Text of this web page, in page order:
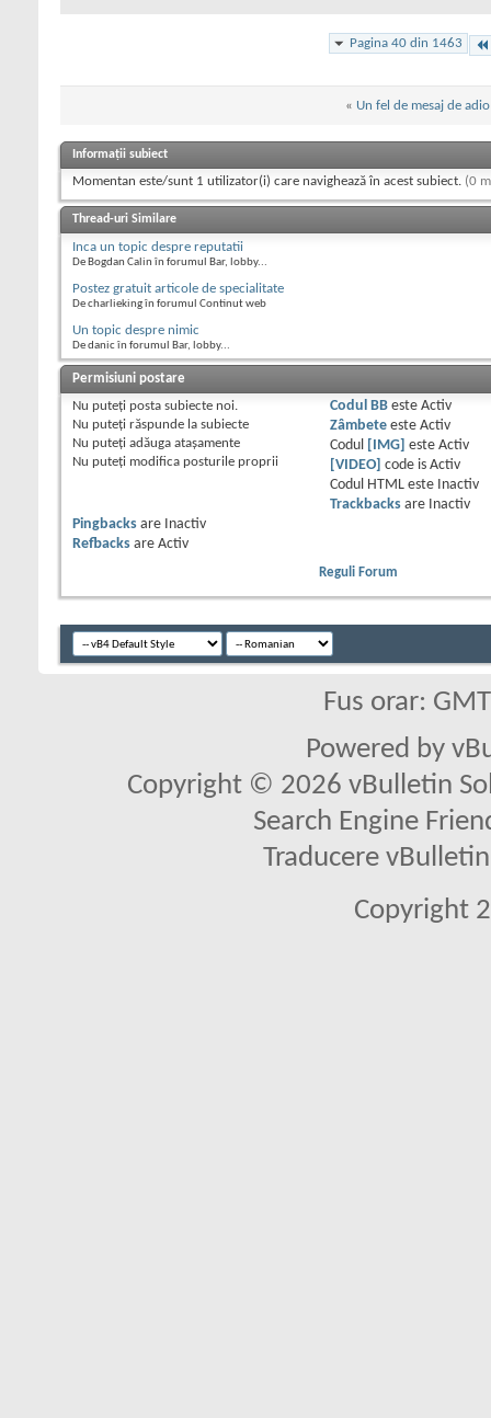
Pagina 40 din 1463
« Un fel de mesaj de adio
Informații subiect
Momentan este/sunt 1 utilizator(i) care navighează în acest subiect. (0
Thread-uri Similare
Inca un topic despre reputatii
De Bogdan Calin în forumul Bar, lobby...
Postez gratuit articole de specialitate
De charlieking în forumul Continut web
Un topic despre nimic
De danic în forumul Bar, lobby...
Permisiuni postare
Nu puteţi posta subiecte noi.
Nu puteţi răspunde la subiecte
Nu puteţi adăuga ataşamente
Nu puteţi modifica posturile proprii
Codul BBeste Activ
Zâmbeteeste Activ
Codul
[IMG] este Activ
[VIDEO] code is Activ
Codul HTML este
Inactiv
Trackbacksare
Inactiv
Pingbacks are
Inactiv
Refbacks are Activ
Reguli Forum
Fus orar:
Powered by
Copyright © 2026 vBulletin
Search Engine
Traducere
Copyright